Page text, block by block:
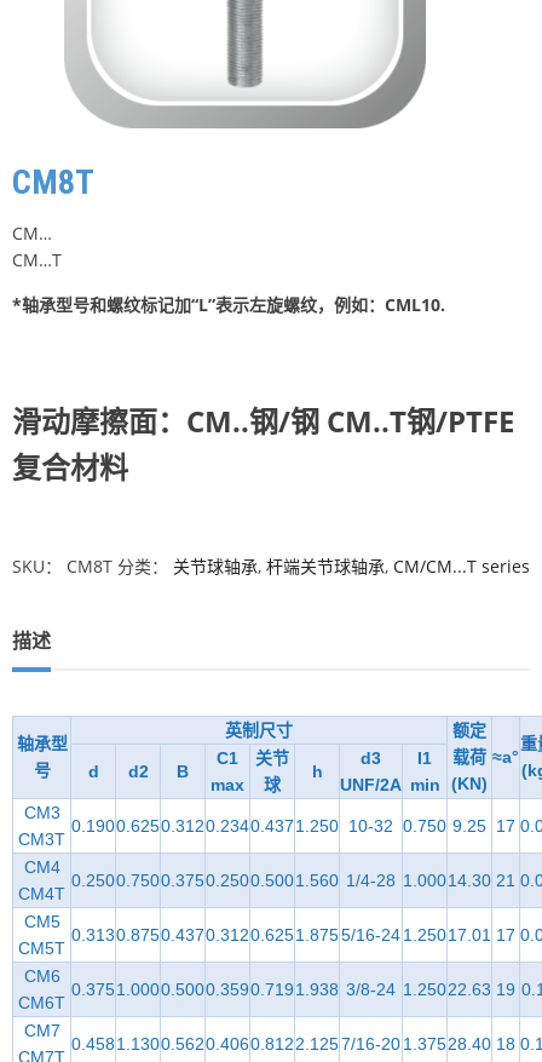
CM8T
CM…
CM…T
*轴承型号和螺纹标记加“L”表示左旋螺纹，例如：CML10.
滑动摩擦面：CM..钢/钢 CM..T钢/PTFE
复合材料
SKU： CM8T 分类： 关节球轴承, 杆端关节球轴承, CM/CM...T series
描述
轴承型
号
英制尺寸
额定
载荷
(KN)
≈a°
重
d d2 B
C1
max
关节
球
h
d3
UNF/2A
I1
min
CM3
CM3T
0.1900.6250.3120.2340.4371.250 10-32 0.750 9.25 17
CM4
CM4T
0.2500.7500.3750.2500.5001.560 1/4-28 1.00014.30 21
CM5
CM5T
0.3130.8750.4370.3120.6251.8755/16-241.25017.01 17
CM6
CM6T
0.3751.0000.5000.3590.7191.938 3/8-24 1.25022.63 19
CM7
CM7T
0.4581.1300.5620.4060.8122.1257/16-201.37528.40 18